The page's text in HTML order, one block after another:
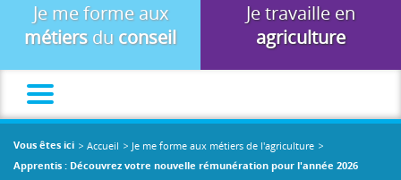
Je me forme aux
métiersdu conseil
Je travaille en
agriculture
Vous êtes ici Accueil Je me forme aux métiers de l'agriculture
Apprentis : Découvrez votre nouvelle rémunération pour l'année 2026